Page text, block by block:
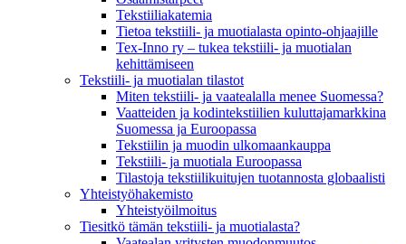
Tekstiiliakatemia
Tietoa tekstiili- ja muotialasta opinto-ohjaajille
Tex-Inno ry – tukea tekstiili- ja muotialan
kehittämiseen
Tekstiili- ja muotialan tilastot
Miten tekstiili- ja vaatealalla menee Suomessa?
Vaatteiden ja kodintekstiilien kuluttajamarkkina
Suomessa ja Euroopassa
Tekstiilin ja muodin ulkomaankauppa
Tekstiili- ja muotiala Euroopassa
Tilastoja tekstiilikuitujen tuotannosta globaalisti
Yhteistyö­hakemisto
Yhteistyöilmoitus
Tiesitkö tämän tekstiili- ja muotialasta?